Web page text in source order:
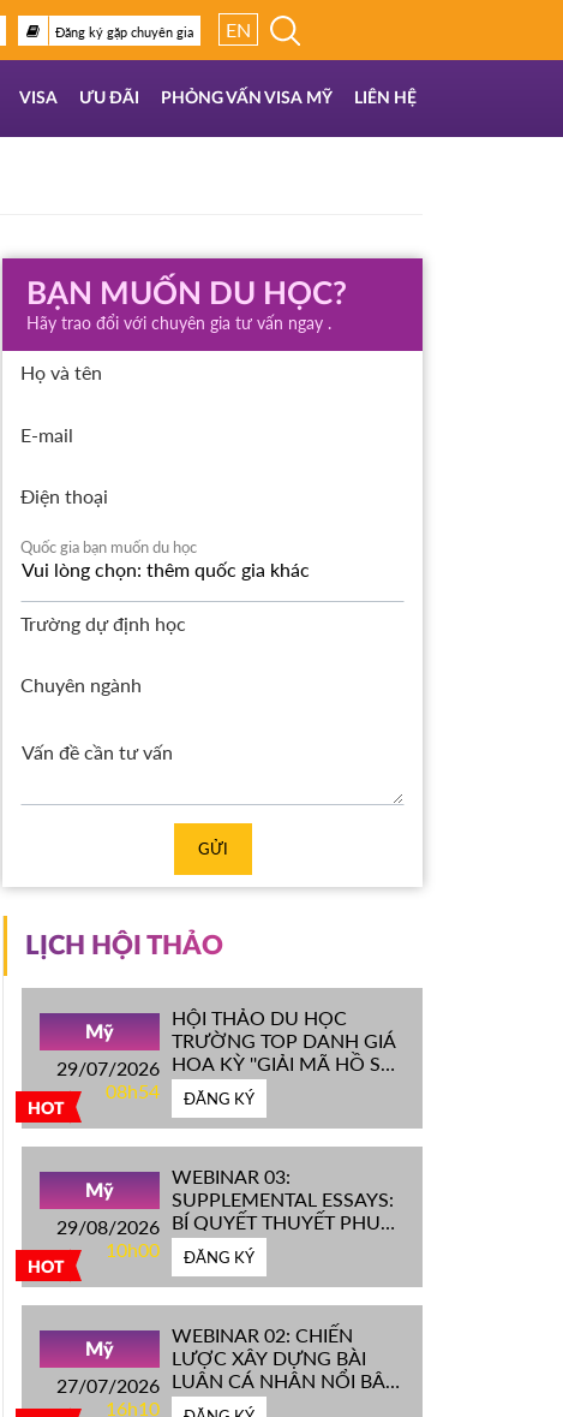
Đăng ký gặp chuyên gia EN
VISA ƯU ĐÃI PHỎNG VẤN VISA MỸ LIÊN HỆ
BẠN MUỐN DU HỌC?
Hãy trao đổi với chuyên gia tư vấn ngay .
Họ và tên
E-mail
Điện thoại
Quốc gia bạn muốn du học
Trường dự định học
Chuyên ngành
GỬI
LỊCH HỘI THẢO
HOT
Mỹ
29/07/2026
08h54
HỘI THẢO DU HỌC
TRƯỜNG TOP DANH GIÁ
HOA KỲ ''GIẢI MÃ HỒ SƠ
IVY LEAGUE''
ĐĂNG KÝ
HOT
Mỹ
29/08/2026
10h00
WEBINAR 03:
SUPPLEMENTAL ESSAYS:
BÍ QUYẾT THUYẾT PHỤC
HỘI ĐỒNG TUYỂN SINH
ĐH TOP ĐẦU MỸ
ĐĂNG KÝ
Mỹ
27/07/2026
16h10
WEBINAR 02: CHIẾN
LƯỢC XÂY DỰNG BÀI
LUẬN CÁ NHÂN NỔI BẬT
CHINH PHỤC ĐH TOP